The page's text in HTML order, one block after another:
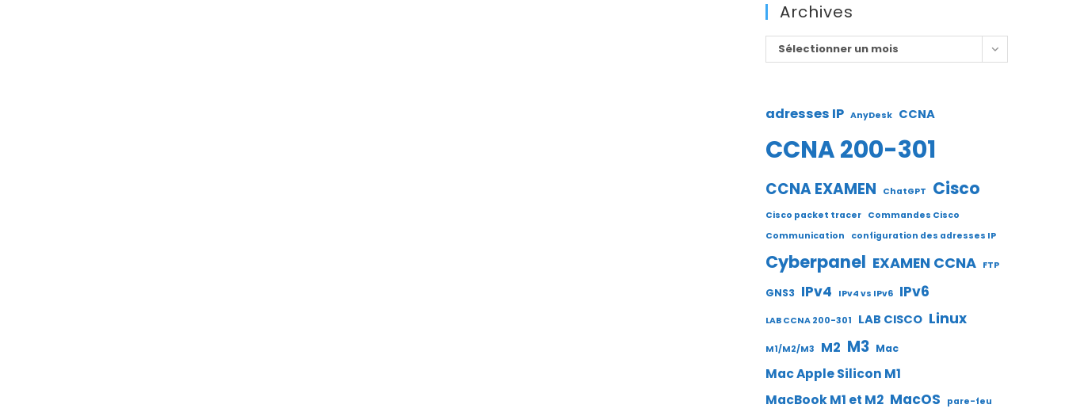
Archives
Archives
Sélectionner un mois
adresses IP AnyDesk CCNA
CCNA 200-301
CCNA EXAMEN ChatGPT Cisco
Cisco packet tracer Commandes Cisco
Communication
configuration des adresses IP
Cyberpanel EXAMEN CCNA FTP
GNS3 IPv4 IPv4 vs IPv6 IPv6
LAB CCNA 200-301 LAB CISCO Linux
M1/M2/M3 M2 M3 Mac
Mac Apple Silicon M1
MacBook M1 et M2 MacOS pare-feu